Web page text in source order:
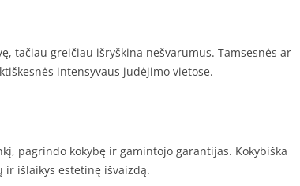
tačiau greičiau išryškina nešvarumus. Tamsesnės ar
intensyvaus judėjimo vietose.
pagrindo kokybę ir gamintojo garantijas. Kokybiška
išlaikys estetinę išvaizdą.